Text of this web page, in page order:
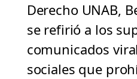
Derecho UNAB,
se refirió a los
comunicados
sociales que